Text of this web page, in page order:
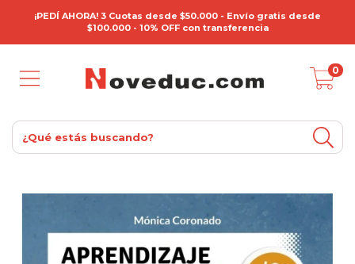
¡PEDÍ AHORA! 3 Cuotas desde $50.000 - Envío gratis desde
$100.000 - 10% OFF con transferencia
0